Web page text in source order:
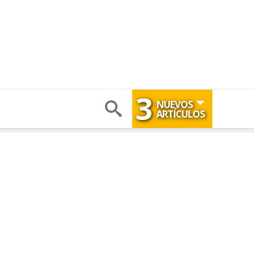
3 NUEVOS
ARTÍCULOS